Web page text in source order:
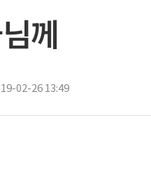
께
02-26 13:49